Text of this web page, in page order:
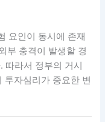
요인이 동시에 존재
부 충격이 발생할 경
라서 정부의 거시
투자심리가 중요한 변